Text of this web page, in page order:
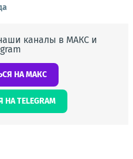
каналы в МАКС и
НА МАКС
TELEGRAM